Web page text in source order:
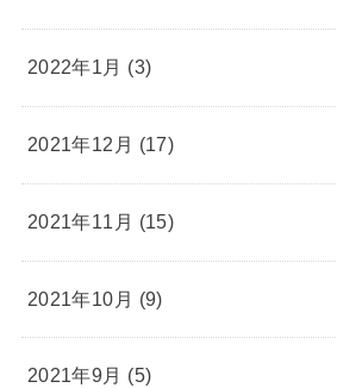
2022年1月 (3)
2021年12月 (17)
2021年11月 (15)
2021年10月 (9)
2021年9月 (5)